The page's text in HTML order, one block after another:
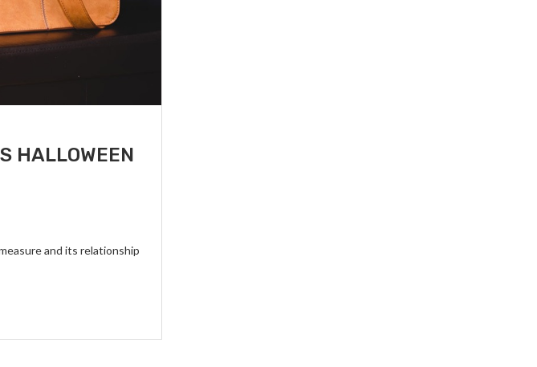
HALLOWEEN
and its relationship